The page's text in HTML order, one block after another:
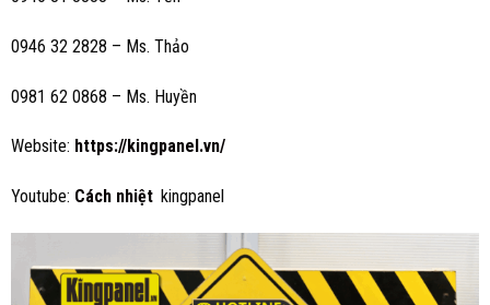
0946 32 2828 – Ms. Thảo
0981 62 0868 – Ms. Huyền
Website: https://kingpanel.vn/
Youtube: Cách nhiệt kingpanel